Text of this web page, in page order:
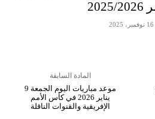
المادة السابقة
موعد مباريات اليوم الجمعة 9
يناير 2026 في كأس الأمم
الإفريقية والقنوات الناقلة